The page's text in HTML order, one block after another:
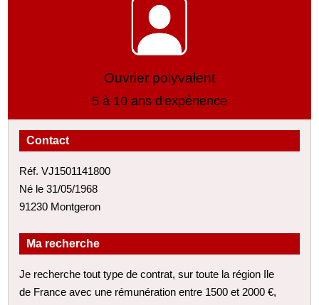
Ouvrier polyvalent
5 à 10 ans d'expérience
Contact
Réf. VJ1501141800
Né le 31/05/1968
91230 Montgeron
Ma recherche
Je recherche tout type de contrat, sur toute la région Ile
de France avec une rémunération entre 1500 et 2000 €,